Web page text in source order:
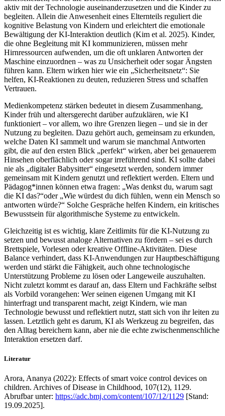
aktiv mit der Technologie auseinanderzusetzen und die Kinder zu
begleiten. Allein die Anwesenheit eines Elternteils reguliert die
kognitive Belastung von Kindern und erleichtert die emotionale
Bewältigung der KI-Interaktion deutlich (Kim et al. 2025). Kinder,
die ohne Begleitung mit KI kommunizieren, müssen mehr
Hirnressourcen aufwenden, um die oft unklaren Antworten der
Maschine einzuordnen – was zu Unsicherheit oder sogar Ängsten
führen kann. Eltern wirken hier wie ein „Sicherheitsnetz“: Sie
helfen, KI-Reaktionen zu deuten, reduzieren Stress und schaffen
Vertrauen.
Medienkompetenz stärken bedeutet in diesem Zusammenhang,
Kinder früh und altersgerecht darüber aufzuklären, wie KI
funktioniert – vor allem, wo ihre Grenzen liegen – und sie in der
Nutzung zu begleiten. Dazu gehört auch, gemeinsam zu erkunden,
welche Daten KI sammelt und warum sie manchmal Antworten
gibt, die auf den ersten Blick „perfekt“ wirken, aber bei genauerem
Hinsehen oberflächlich oder sogar irreführend sind. KI sollte dabei
nie als „digitaler Babysitter“ eingesetzt werden, sondern immer
gemeinsam mit Kindern genutzt und reflektiert werden. Eltern und
Pädagog*innen können etwa fragen: „Was denkst du, warum sagt
die KI das?“oder „Wie würdest du dich fühlen, wenn ein Mensch so
antworten würde?“ Solche Gespräche helfen Kindern, ein kritisches
Bewusstsein für algorithmische Systeme zu entwickeln.
Gleichzeitig ist es wichtig, klare Zeitlimits für die KI-Nutzung zu
setzen und bewusst analoge Alternativen zu fördern – sei es durch
Brettspiele, Vorlesen oder kreative Offline-Aktivitäten. Diese
Balance verhindert, dass KI-Anwendungen zur Hauptbeschäftigung
werden und stärkt die Fähigkeit, auch ohne technologische
Unterstützung Probleme zu lösen oder Langeweile auszuhalten.
Nicht zuletzt kommt es darauf an, dass Eltern und Fachkräfte selbst
als Vorbild vorangehen: Wer seinen eigenen Umgang mit KI
hinterfragt und transparent macht, zeigt Kindern, wie man
Technologie bewusst und reflektiert nutzt, statt sich von ihr leiten zu
lassen. Letztlich geht es darum, KI als Werkzeug zu begreifen, das
den Alltag bereichern kann, aber nie die echte zwischenmenschliche
Interaktion ersetzen darf.
Literatur
Arora, Ananya (2022): Effects of smart voice control devices on
children. Archives of Disease in Childhood, 107(12), 1129.
Abrufbar unter: https://adc.bmj.com/content/107/12/1129 [Stand:
19.09.2025].